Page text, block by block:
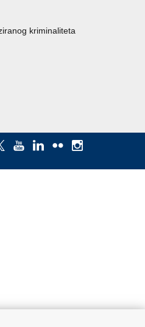
kriminaliteta